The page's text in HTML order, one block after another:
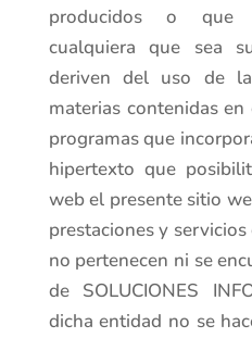
producidos o que
cualquiera que sea
deriven del uso de
materias contenidas
programas que
hipertexto que
web el presente sitio
prestaciones y
no pertenecen ni se
de SOLUCIONES
dicha entidad no se